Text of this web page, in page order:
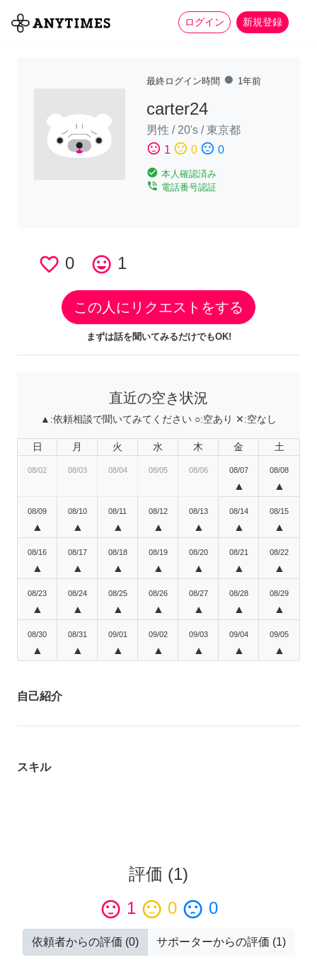
ログイン 新規登録
全て 家事 more_horiz
最終ログイン時間 fiber_manual_record 1年前
carter24
男性 / 20's /東京都
sentiment_satisfied 1 sentiment_neutral 0 sentiment_dissatisfied 0
check_circle 本人確認済み
phone_in_talk 電話番号認証
favorite_border 0 tag_faces 1
この人にリクエストをする
まずは話を聞いてみるだけでもOK!
直近の空き状況
▲:依頼相談で聞いてみてください ○:空あり ✕:空なし
日 月 火 水 木 金 土
08/02 08/03 08/04 08/05 08/06 08/07
▲
08/08
▲
08/09
▲
08/10
▲
08/11
▲
08/12
▲
08/13
▲
08/14
▲
08/15
▲
08/16
▲
08/17
▲
08/18
▲
08/19
▲
08/20
▲
08/21
▲
08/22
▲
08/23
▲
08/24
▲
08/25
▲
08/26
▲
08/27
▲
08/28
▲
08/29
▲
08/30
▲
08/31
▲
09/01
▲
09/02
▲
09/03
▲
09/04
▲
09/05
▲
自己紹介
スキル
評価 (1)
sentiment_satisfied 1 sentiment_neutral 0 sentiment_dissatisfied 0
依頼者からの評価 (0) サポーターからの評価 (1)